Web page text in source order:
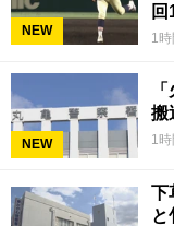
NEW 1
NEW
搬
1
下
と